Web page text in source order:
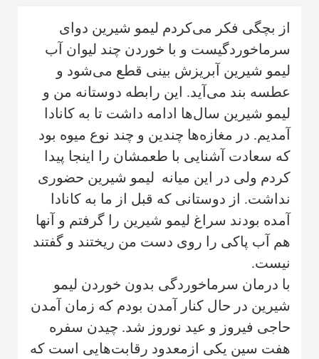
از بچگى فكر مى‌كردم ليمو شيرين دواى
سرماخوردگيست و با خوردن چند ليوان آب
ليمو شيرين آبريزش بينى قطع مى‌شود و
عطسه بند مى‌آيد. اين رابطه دوستانه من و
ليمو شيرين سال‌ها ادامه داشت تا به كانادا
آمديم. در مغازه‌ها چندين و چند نوع ميوه بود
كه سعادت آشنايى با طعمشان را اينجا پيدا
كردم ولى در اين ميانه ليمو شيرين حضورى
نداشت. از دوستانى كه قبل از ما به كانادا
آمده بودند سراغ ليمو شيرين را گرفتم و آنها
هم آب پاكى را روى دست من ريختند و گفتند
نيست.
با درمان سرماخوردگى بدون خوردن ليمو
شيرين در حال كنار آمدن بودم كه زمان آمدن
حاجى فيروز و عيد نوروز شد. چيدن سفره
هفت سين يكى ازمعدود رقابت‌هايى است كه